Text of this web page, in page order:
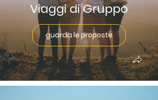
Viaggi di Gruppo
guarda le proposte